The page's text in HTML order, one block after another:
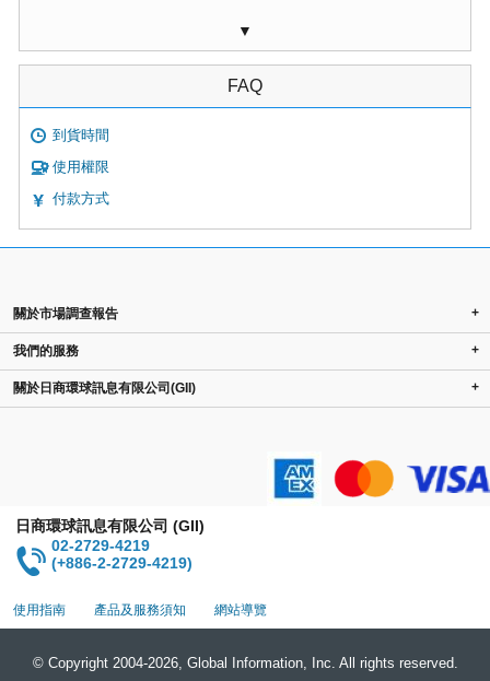
▼
FAQ
到貨時間
使用權限
付款方式
關於市場調查報告 +
我們的服務 +
關於日商環球訊息有限公司(GII) +
日商環球訊息有限公司 (GII)
02-2729-4219
(+886-2-2729-4219)
使用指南 產品及服務須知 網站導覽
© Copyright 2004-2026, Global Information, Inc. All rights reserved.